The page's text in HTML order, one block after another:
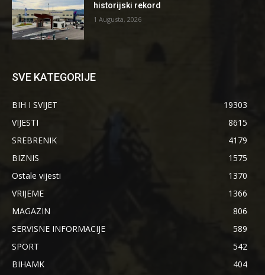
historijski rekord
1 Augusta, 2026
SVE KATEGORIJE
BIH I SVIJET
19303
VIJESTI
8615
SREBRENIK
4179
BIZNIS
1575
Ostale vijesti
1370
VRIJEME
1366
MAGAZIN
806
SERVISNE INFORMACIJE
589
SPORT
542
BIHAMK
404